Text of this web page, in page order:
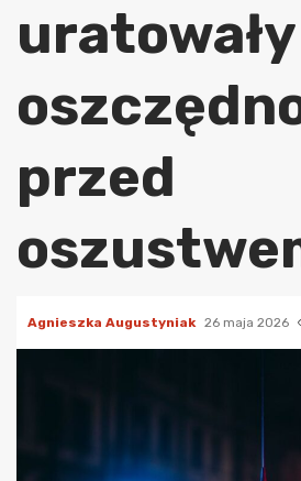
uratowały
przed
Agnieszka Augustyniak 26 maja 2026